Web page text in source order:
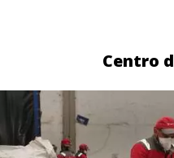
Centro